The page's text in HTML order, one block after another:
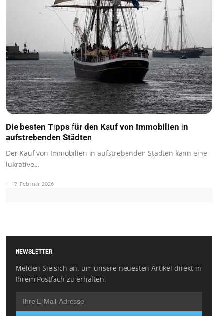
Die besten Tipps für den Kauf von Immobilien in
aufstrebenden Städten
Der Kauf von Immobilien in aufstrebenden Städten kann eine
lukrative…
17. Februar 2026
NEWSLETTER
Melden Sie sich an, um unsere neuesten Artikel direkt in
Ihrem Postfach zu erhalten.